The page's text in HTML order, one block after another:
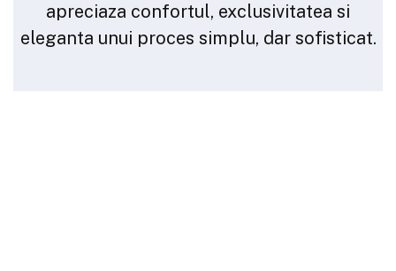
apreciaza confortul, exclusivitatea si
eleganta unui proces simplu, dar sofisticat.